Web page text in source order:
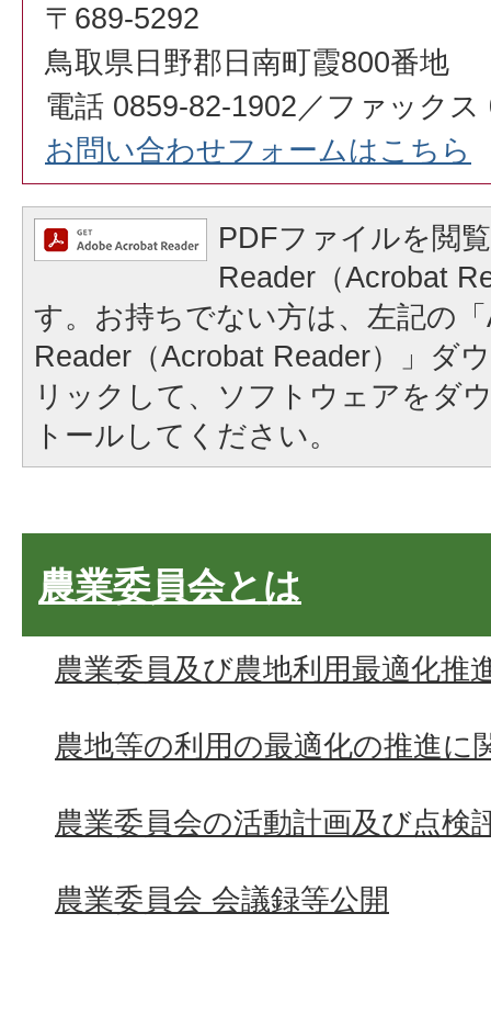
〒689-5292
鳥取県日野郡日南町霞800番地
電話 0859-82-1902／ファックス
お問い合わせフォームはこちら
PDFファイルを閲
Reader（Acrobat
す。お持ちでない方は、左記の
Reader（Acrobat Reader）」ダ
リックして、ソフトウェアをダ
トールしてください。
農業委員会とは
農業委員及び農地利用最適化推
農地等の利用の最適化の推進に
農業委員会の活動計画及び点検
農業委員会 会議録等公開